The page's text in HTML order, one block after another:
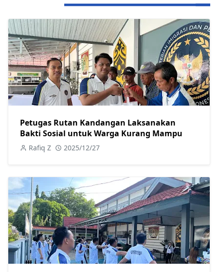
Petugas Rutan Kandangan Laksanakan
Bakti Sosial untuk Warga Kurang Mampu
Rafiq Z 2025/12/27